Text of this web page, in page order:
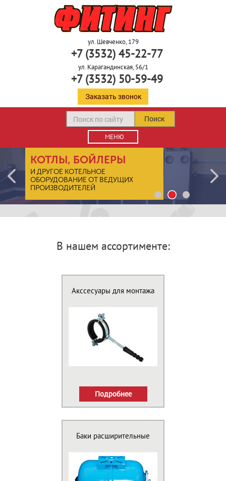
ул. Шевченко, 179
+7 (3532) 45-22-77
ул. Карагандинская, 56/1
+7 (3532) 50-59-49
Заказать звонок
МЕНЮ
Поиск
КОТЛЫ, БОЙЛЕРЫ
И ДРУГОЕ КОТЕЛЬНОЕ
ОБОРУДОВАНИЕ ОТ ВЕДУЩИХ
ПРОИЗВОДИТЕЛЕЙ
В нашем ассортименте:
Акссесуары для монтажа
Подробнее
Баки расширительные